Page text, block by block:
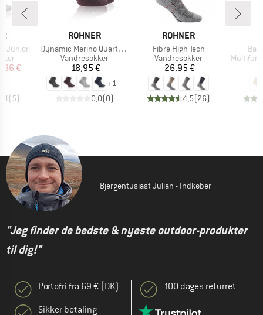
Junior
pris
€
(5)
MÆRKE
ROHNER
Artikel
Dynamic Merino Quarter L/R
Produktgruppe
Vandresokker
Pris
18,95 €
+1
0,0(0)
MÆRKE
ROHNER
Artikel
Fibre High Tech
Produktgruppe
Vandresokker
Pris
26,95 €
4,5(26)
Bjergentusiast Julian - Indkøber
"Jeg finder de bedste & nyeste outdoor-produkter
til dig!"
Portofri fra 69 € (DK)
Sikker betaling
100 dages returret